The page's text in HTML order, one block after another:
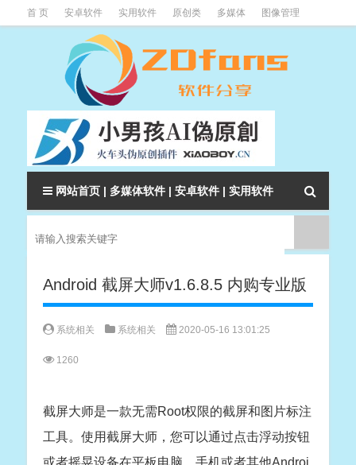
首 页 安卓软件 实用软件 原创类 多媒体 图像管理
下载类
网站首页 | 多媒体软件 | 安卓软件 | 实用软件
Android 截屏大师v1.6.8.5 内购专业版
系统相关 系统相关 2020-05-16 13:01:25
1260
截屏大师是一款无需Root权限的截屏和图片标注
工具。使用截屏大师，您可以通过点击浮动按钮
或者摇晃设备在平板电脑、手机或者其他Androi